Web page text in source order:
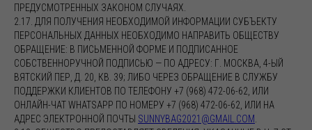
ПРЕДУСМОТРЕННЫХ ЗАКОНОМ СЛУЧАЯХ.
2.17. ДЛЯ ПОЛУЧЕНИЯ НЕОБХОДИМОЙ ИНФОРМАЦИИ СУБЪЕКТУ
ПЕРСОНАЛЬНЫХ ДАННЫХ НЕОБХОДИМО НАПРАВИТЬ ОБЩЕСТВУ
ОБРАЩЕНИЕ: В ПИСЬМЕННОЙ ФОРМЕ И ПОДПИСАННОЕ
СОБСТВЕННОРУЧНОЙ ПОДПИСЬЮ — ПО АДРЕСУ: Г. МОСКВА, 4-ЫЙ
ВЯТСКИЙ ПЕР, Д. 20, КВ. 39; ЛИБО ЧЕРЕЗ ОБРАЩЕНИЕ В СЛУЖБУ
ПОДДЕРЖКИ КЛИЕНТОВ ПО ТЕЛЕФОНУ +7 (968) 472-06-62, ИЛИ
ОНЛАЙН-ЧАТ WHATSAPP ПО НОМЕРУ +7 (968) 472-06-62, ИЛИ НА
АДРЕС ЭЛЕКТРОННОЙ ПОЧТЫ SUNNYBAG2021@GMAIL.COM